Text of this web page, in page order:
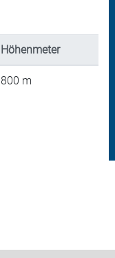
Höhenmeter
800 m